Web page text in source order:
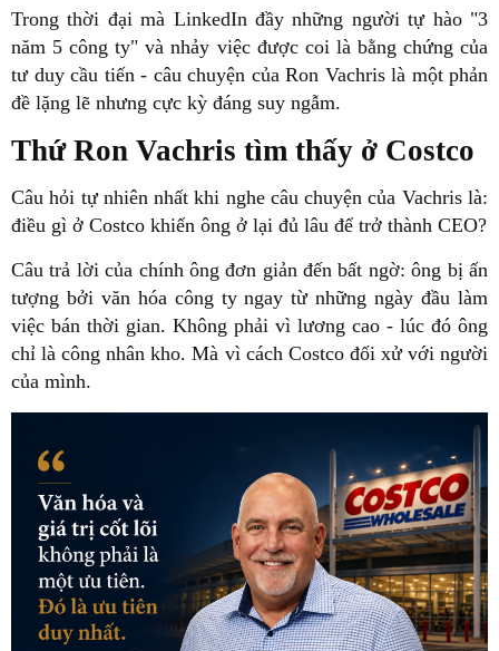
Trong thời đại mà LinkedIn đầy những người tự hào "3
năm 5 công ty" và nhảy việc được coi là bằng chứng của
tư duy cầu tiến - câu chuyện của Ron Vachris là một phản
đề lặng lẽ nhưng cực kỳ đáng suy ngẫm.
Thứ Ron Vachris tìm thấy ở Costco
Câu hỏi tự nhiên nhất khi nghe câu chuyện của Vachris là:
điều gì ở Costco khiến ông ở lại đủ lâu để trở thành CEO?
Câu trả lời của chính ông đơn giản đến bất ngờ: ông bị ấn
tượng bởi văn hóa công ty ngay từ những ngày đầu làm
việc bán thời gian. Không phải vì lương cao - lúc đó ông
chỉ là công nhân kho. Mà vì cách Costco đối xử với người
của mình.